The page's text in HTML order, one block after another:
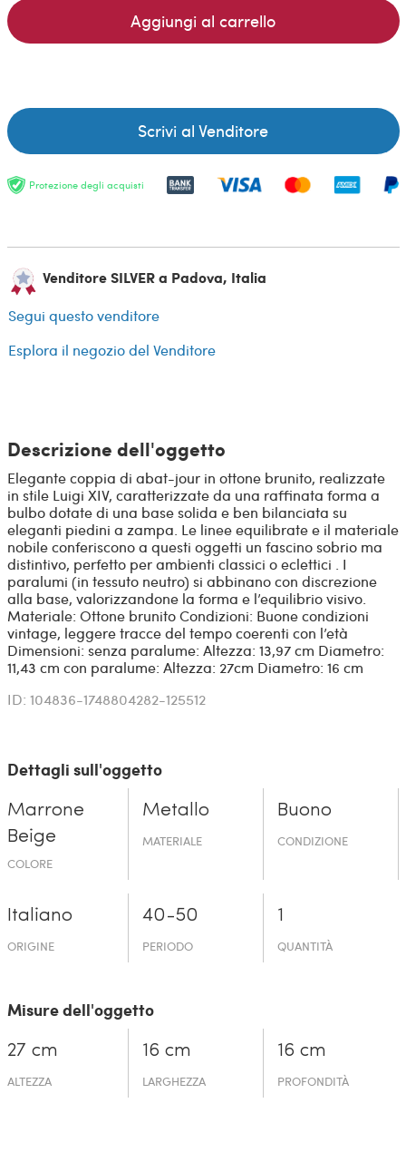
Aggiungi al carrello
Scrivi al Venditore
Protezione degli acquisti
Venditore SILVER a Padova, Italia
Segui questo venditore
Esplora il negozio del Venditore
Descrizione dell'oggetto
Elegante coppia di abat-jour in ottone brunito, realizzate
in stile Luigi XIV, caratterizzate da una raffinata forma a
bulbo dotate di una base solida e ben bilanciata su
eleganti piedini a zampa. Le linee equilibrate e il materiale
nobile conferiscono a questi oggetti un fascino sobrio ma
distintivo, perfetto per ambienti classici o eclettici . I
paralumi (in tessuto neutro) si abbinano con discrezione
alla base, valorizzandone la forma e l’equilibrio visivo.
Materiale: Ottone brunito Condizioni: Buone condizioni
vintage, leggere tracce del tempo coerenti con l’età
Dimensioni: senza paralume: Altezza: 13,97 cm Diametro:
11,43 cm con paralume: Altezza: 27cm Diametro: 16 cm
ID: 104836-1748804282-125512
Dettagli sull'oggetto
Marrone
Beige
COLORE
Metallo
MATERIALE
Buono
CONDIZIONE
Italiano
ORIGINE
40-50
PERIODO
1
QUANTITÀ
Misure dell'oggetto
27 cm
ALTEZZA
16 cm
LARGHEZZA
16 cm
PROFONDITÀ